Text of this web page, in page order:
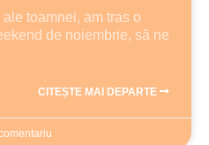
toamnei, am tras o
de noiembrie, să ne
CITEȘTE MAI DEPARTE